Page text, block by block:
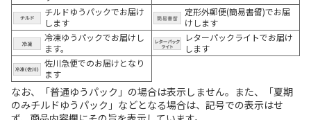
チルドゆうパックでお届け
します
定形外郵便(簡易書留)でお届
けします
冷凍ゆうパックでお届けし
ます。
レターパックライトでお届け
します
佐川急便でのお届けとなり
ます
なお、「普通ゆうパック」の場合は表示しません。また、「夏期
のみチルドゆうパック」などとなる場合は、記号での表示はせ